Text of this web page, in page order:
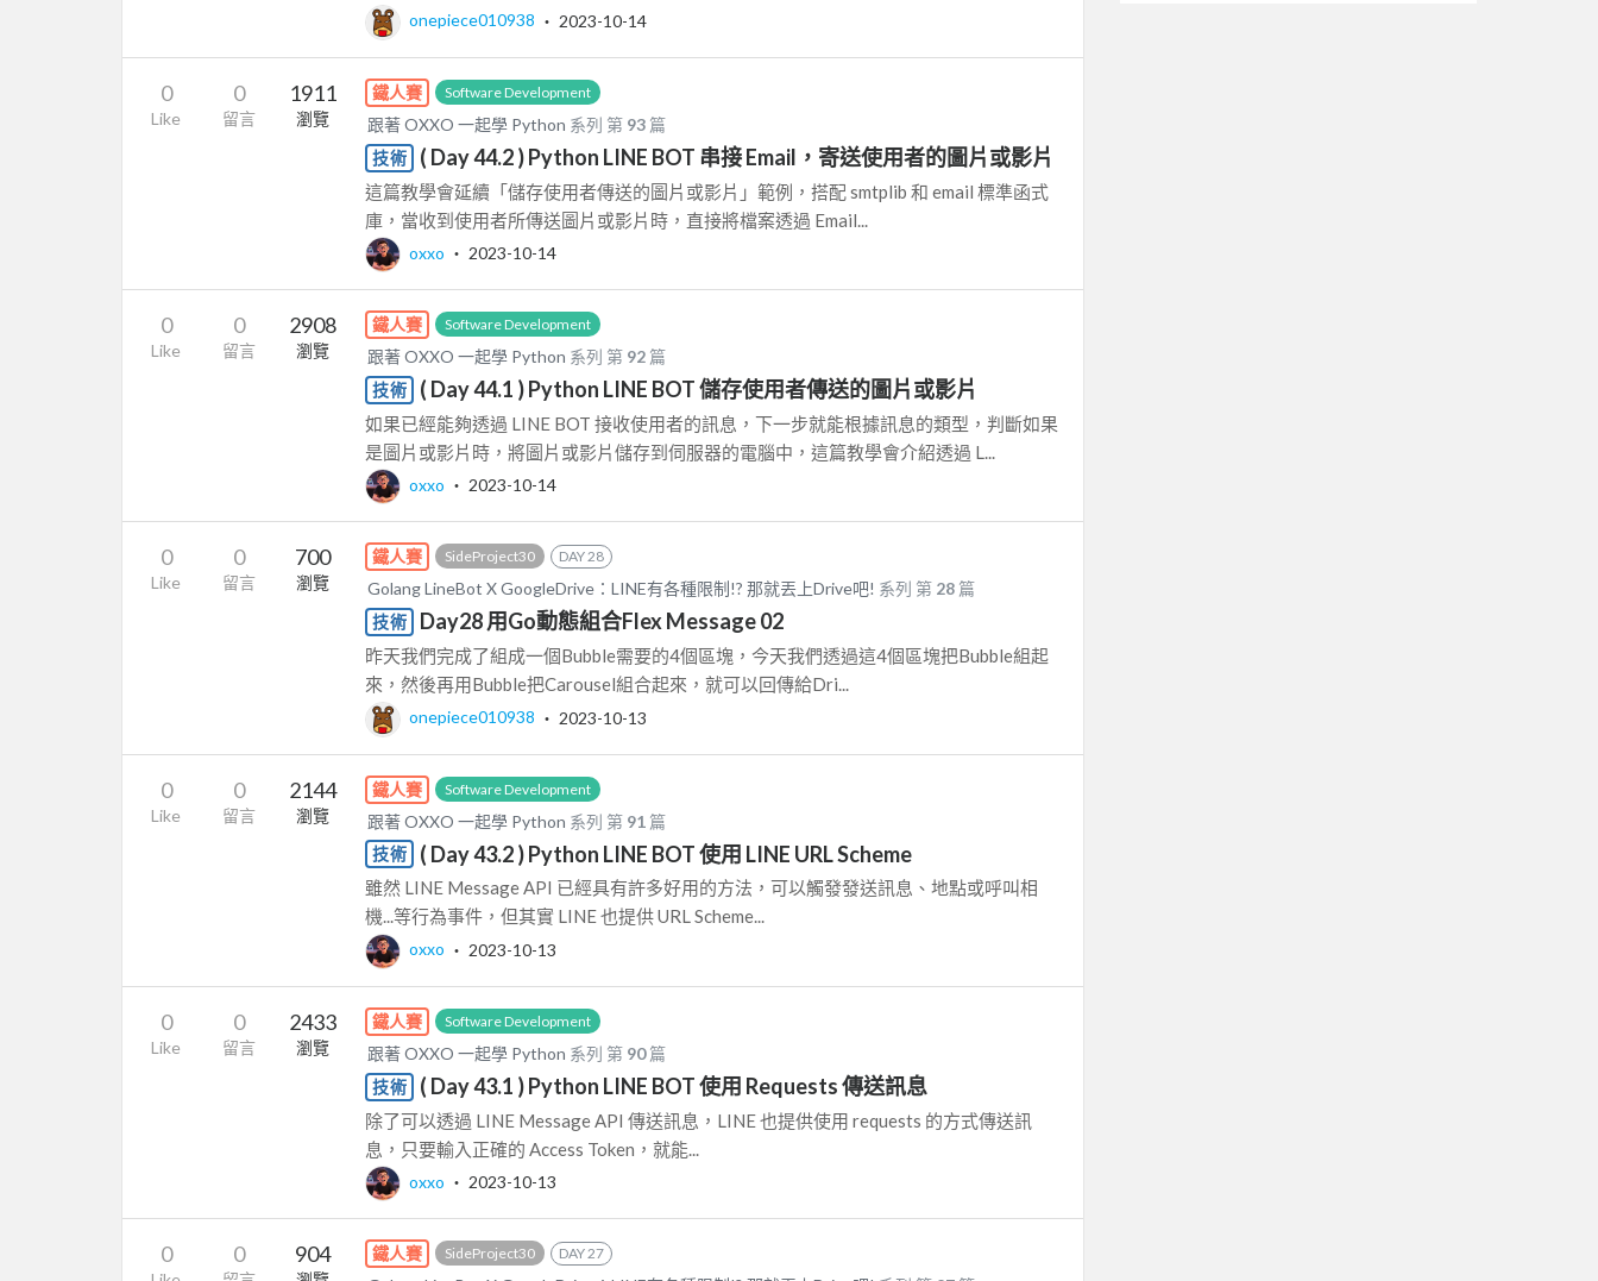
onepiece010938 ‧ 2023-10-14
0
Like
0
留言
1911
瀏覽
鐵人賽 Software Development
跟著 OXXO 一起學 Python 系列 第 93 篇
技術
( Day 44.2 ) Python LINE BOT 串接 Email，寄送使用者的圖片或影片
這篇教學會延續「儲存使用者傳送的圖片或影片」範例，搭配 smtplib 和 email 標準函式
庫，當收到使用者所傳送圖片或影片時，直接將檔案透過 Email...
oxxo ‧ 2023-10-14
0
Like
0
留言
2908
瀏覽
鐵人賽 Software Development
跟著 OXXO 一起學 Python 系列 第 92 篇
技術
( Day 44.1 ) Python LINE BOT 儲存使用者傳送的圖片或影片
如果已經能夠透過 LINE BOT 接收使用者的訊息，下一步就能根據訊息的類型，判斷如果
是圖片或影片時，將圖片或影片儲存到伺服器的電腦中，這篇教學會介紹透過 L...
oxxo ‧ 2023-10-14
0
Like
0
留言
700
瀏覽
鐵人賽 SideProject30 DAY 28
Golang LineBot X GoogleDrive：LINE有各種限制!? 那就丟上Drive吧! 系列 第 28 篇
技術
Day28 用Go動態組合Flex Message 02
昨天我們完成了組成一個Bubble需要的4個區塊，今天我們透過這4個區塊把Bubble組起
來，然後再用Bubble把Carousel組合起來，就可以回傳給Dri...
onepiece010938 ‧ 2023-10-13
0
Like
0
留言
2144
瀏覽
鐵人賽 Software Development
跟著 OXXO 一起學 Python 系列 第 91 篇
技術
( Day 43.2 ) Python LINE BOT 使用 LINE URL Scheme
雖然 LINE Message API 已經具有許多好用的方法，可以觸發發送訊息、地點或呼叫相
機...等行為事件，但其實 LINE 也提供 URL Scheme...
oxxo ‧ 2023-10-13
0
Like
0
留言
2433
瀏覽
鐵人賽 Software Development
跟著 OXXO 一起學 Python 系列 第 90篇
技術
( Day 43.1 ) Python LINE BOT 使用 Requests 傳送訊息
除了可以透過 LINE Message API 傳送訊息，LINE 也提供使用 requests 的方式傳送訊
息，只要輸入正確的 Access Token，就能...
oxxo ‧ 2023-10-13
0 0 904 鐵人賽 SideProject30 DAY 27